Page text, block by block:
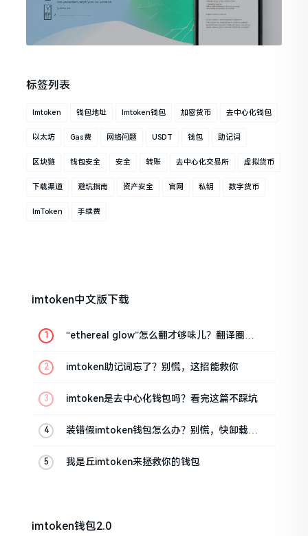
标签列表
Imtoken 钱包地址 Imtoken钱包 加密货币 去中心化钱包
以太坊 Gas费 网络问题 USDT 钱包 助记词
区块链 钱包安全 安全 转账 去中心化交易所 虚拟货币
下载渠道 避坑指南 资产安全 官网 私钥 数字货币
ImToken 手续费
imtoken中文版下载
“ethereal glow”怎么翻才够味儿？翻译圈老
imtoken助记词忘了？别慌，这招能救你
imtoken是去中心化钱包吗？看完这篇不踩坑
装错假imtoken钱包怎么办？别慌，快卸载，
我是丘imtoken来拯救你的钱包
imtoken钱包2.0